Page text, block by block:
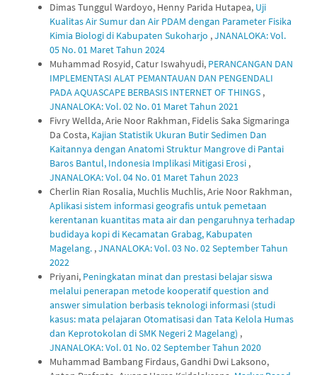
Dimas Tunggul Wardoyo, Henny Parida Hutapea, Uji
Kualitas Air Sumur dan Air PDAM dengan Parameter Fisika
Kimia Biologi di Kabupaten Sukoharjo ,JNANALOKA: Vol.
05 No. 01 Maret Tahun 2024
Muhammad Rosyid, Catur Iswahyudi, PERANCANGAN DAN
IMPLEMENTASI ALAT PEMANTAUAN DAN PENGENDALI
PADA AQUASCAPE BERBASIS INTERNET OF THINGS ,
JNANALOKA: Vol. 02 No. 01 Maret Tahun 2021
Fivry Wellda, Arie Noor Rakhman, Fidelis Saka Sigmaringa
Da Costa, Kajian Statistik Ukuran Butir Sedimen Dan
Kaitannya dengan Anatomi Struktur Mangrove di Pantai
Baros Bantul, Indonesia Implikasi Mitigasi Erosi ,
JNANALOKA: Vol. 04 No. 01 Maret Tahun 2023
Cherlin Rian Rosalia, Muchlis Muchlis, Arie Noor Rakhman,
Aplikasi sistem informasi geografis untuk pemetaan
kerentanan kuantitas mata air dan pengaruhnya terhadap
budidaya kopi di Kecamatan Grabag, Kabupaten
Magelang. ,JNANALOKA: Vol. 03 No. 02 September Tahun
2022
Priyani, Peningkatan minat dan prestasi belajar siswa
melalui penerapan metode kooperatif question and
answer simulation berbasis teknologi informasi (studi
kasus: mata pelajaran Otomatisasi dan Tata Kelola Humas
dan Keprotokolan di SMK Negeri 2 Magelang) ,
JNANALOKA: Vol. 01 No. 02 September Tahun 2020
Muhammad Bambang Firdaus, Gandhi Dwi Laksono,